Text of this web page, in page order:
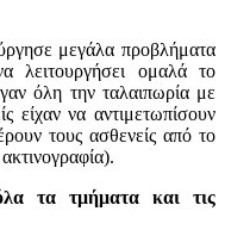
μεγάλα προβλήματα
λειτουργήσει ομαλά το
όλη την ταλαιπωρία με
είχαν να αντιμετωπίσουν
τους ασθενείς από το
τα τμήματα και τις